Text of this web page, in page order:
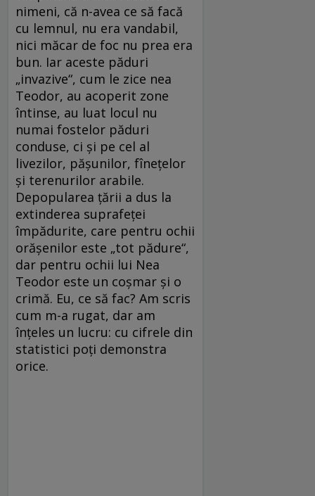
nimeni, că n-avea ce să facă
cu lemnul, nu era vandabil,
nici măcar de foc nu prea era
bun. Iar aceste păduri
„invazive“, cum le zice nea
Teodor, au acoperit zone
întinse, au luat locul nu
numai fostelor păduri
conduse, ci și pe cel al
livezilor, pășunilor, fînețelor
și terenurilor arabile.
Depopularea țării a dus la
extinderea suprafeței
împădurite, care pentru ochii
orășenilor este „tot pădure“,
dar pentru ochii lui Nea
Teodor este un coșmar și o
crimă. Eu, ce să fac? Am scris
cum m-a rugat, dar am
înțeles un lucru: cu cifrele din
statistici poți demonstra
orice.